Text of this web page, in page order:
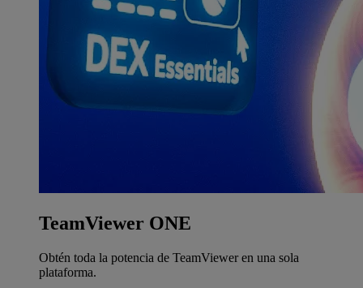
TeamViewer ONE
Obtén toda la potencia de TeamViewer en una sola
plataforma.